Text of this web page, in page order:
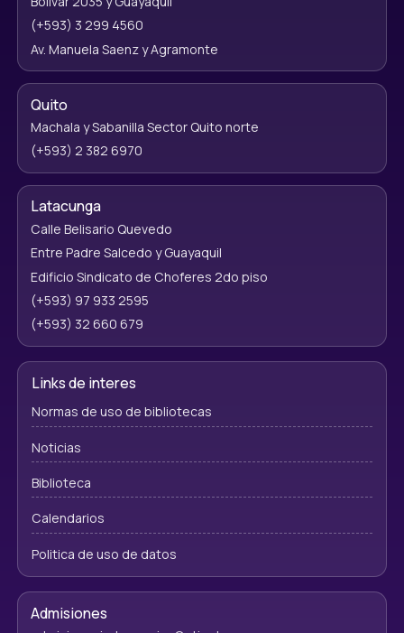
(+593) 3 299 4560
Av. Manuela Saenz y Agramonte
Quito
Machala y Sabanilla Sector Quito norte
(+593) 2 382 6970
Latacunga
Calle Belisario Quevedo
Entre Padre Salcedo y Guayaquil
Edificio Sindicato de Choferes 2do piso
(+593) 97 933 2595
(+593) 32 660 679
Links de interes
Normas de uso de bibliotecas
Noticias
Biblioteca
Calendarios
Politica de uso de datos
Admisiones